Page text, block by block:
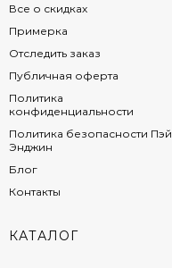
Все о скидках
Примерка
Отследить заказ
Публичная оферта
Политика
конфиденциальности
Политика безопасности Пэй
Энджин
Блог
Контакты
КАТАЛОГ